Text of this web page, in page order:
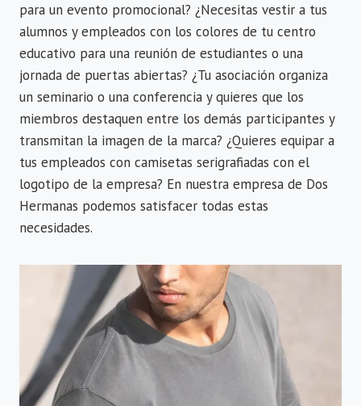
para un evento promocional? ¿Necesitas vestir a tus
alumnos y empleados con los colores de tu centro
educativo para una reunión de estudiantes o una
jornada de puertas abiertas? ¿Tu asociación organiza
un seminario o una conferencia y quieres que los
miembros destaquen entre los demás participantes y
transmitan la imagen de la marca? ¿Quieres equipar a
tus empleados con camisetas serigrafiadas con el
logotipo de la empresa? En nuestra empresa de Dos
Hermanas podemos satisfacer todas estas
necesidades.